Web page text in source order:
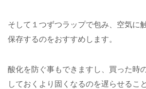
そして１つずつラップで包み、空気に
保存するのをおすすめします。
酸化を防ぐ事もできますし、買った時
しておくより固くなるのを遅らせるこ